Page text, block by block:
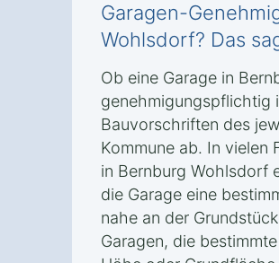
Garagen-
Wohlsdorf? Das
Ob eine Garage in
genehmigungspflichtig
Bauvorschriften des
Kommune ab. In vielen
in Bernburg Wohlsdorf
die Garage eine
nahe an der
Garagen, die